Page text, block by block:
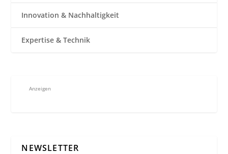
Innovation & Nachhaltigkeit
Expertise & Technik
Anzeigen
NEWSLETTER